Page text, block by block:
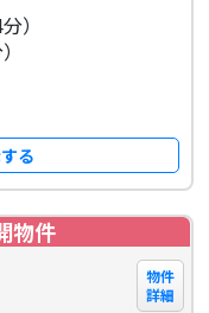
）
る
物件
物件
詳細